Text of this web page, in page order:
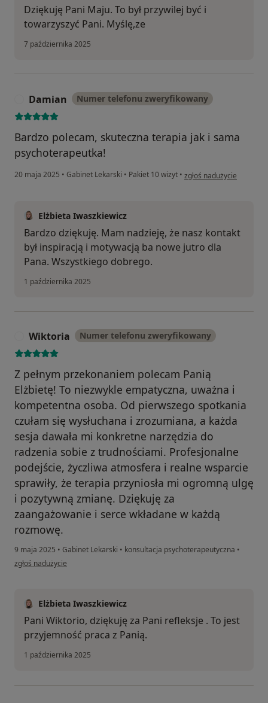
Dziękuję Pani Maju. To był przywilej być i
towarzyszyć Pani. Myślę,ze
7 października 2025
Damian Numer telefonu zweryfikowany
Bardzo polecam, skuteczna terapia jak i sama
psychoterapeutka!
20 maja 2025 • Gabinet Lekarski • Pakiet 10 wizyt • w opinii użytkownika
zgłoś nadużycie
Elżbieta Iwaszkiewicz
Bardzo dziękuję. Mam nadzieję, że nasz kontakt
był inspiracją i motywacją ba nowe jutro dla
Pana. Wszystkiego dobrego.
1 października 2025
Wiktoria Numer telefonu zweryfikowany
Z pełnym przekonaniem polecam Panią
Elżbietę! To niezwykle empatyczna, uważna i
kompetentna osoba. Od pierwszego spotkania
czułam się wysłuchana i zrozumiana, a każda
sesja dawała mi konkretne narzędzia do
radzenia sobie z trudnościami. Profesjonalne
podejście, życzliwa atmosfera i realne wsparcie
sprawiły, że terapia przyniosła mi ogromną ulgę
i pozytywną zmianę. Dziękuję za
zaangażowanie i serce wkładane w każdą
rozmowę.
9 maja 2025 • Gabinet Lekarski • konsultacja psychoterapeutyczna •
w opinii użytkownika Wiktoria
zgłoś nadużycie
Elżbieta Iwaszkiewicz
Pani Wiktorio, dziękuję za Pani refleksje . To jest
przyjemność praca z Panią.
1 października 2025